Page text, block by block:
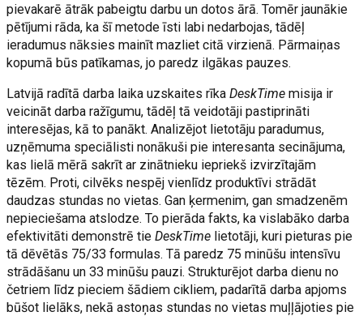
pievakarē ātrāk pabeigtu darbu un dotos ārā. Tomēr jaunākie
pētījumi rāda, ka šī metode īsti labi nedarbojas, tādēļ
ieradumus nāksies mainīt mazliet citā virzienā. Pārmaiņas
kopumā būs patīkamas, jo paredz ilgākas pauzes.
Latvijā radītā darba laika uzskaites rīkaDeskTimemisija ir
veicināt darba ražīgumu, tādēļ tā veidotāji pastiprināti
interesējas, kā to panākt. Analizējot lietotāju paradumus,
uzņēmuma speciālisti nonākuši pie interesanta secinājuma,
kas lielā mērā sakrīt ar zinātnieku iepriekš izvirzītajām
tēzēm. Proti, cilvēks nespēj vienlīdz produktīvi strādāt
daudzas stundas no vietas. Gan ķermenim, gan smadzenēm
nepieciešama atslodze. To pierāda fakts, ka vislabāko darba
efektivitāti demonstrē tieDeskTime lietotāji, kuri pieturas pie
tā dēvētās 75/33 formulas. Tā paredz 75 minūšu intensīvu
strādāšanu un 33 minūšu pauzi. Strukturējot darba dienu no
četriem līdz pieciem šādiem cikliem, padarītā darba apjoms
būšot lielāks, nekā astoņas stundas no vietas muļļājoties pie